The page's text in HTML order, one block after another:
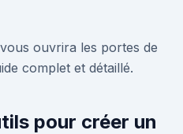
ouvrira les portes de
complet et détaillé.
pour créer un